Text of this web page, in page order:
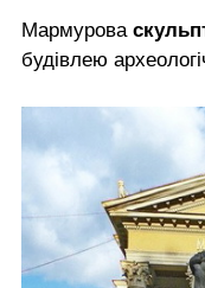
Мармурова
будівлею